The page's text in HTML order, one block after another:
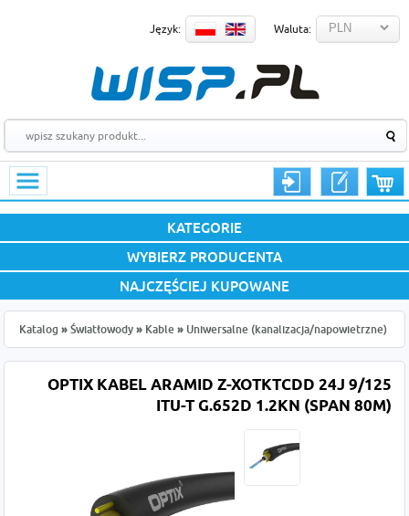
Język: Waluta:
KATEGORIE
WYBIERZ PRODUCENTA
NAJCZĘŚCIEJ KUPOWANE
Katalog » Światłowody » Kable » Uniwersalne (kanalizacja/napowietrzne)
OPTIX KABEL ARAMID Z-XOTKTCDD 24J 9/125
ITU-T G.652D 1.2KN (SPAN 80M)